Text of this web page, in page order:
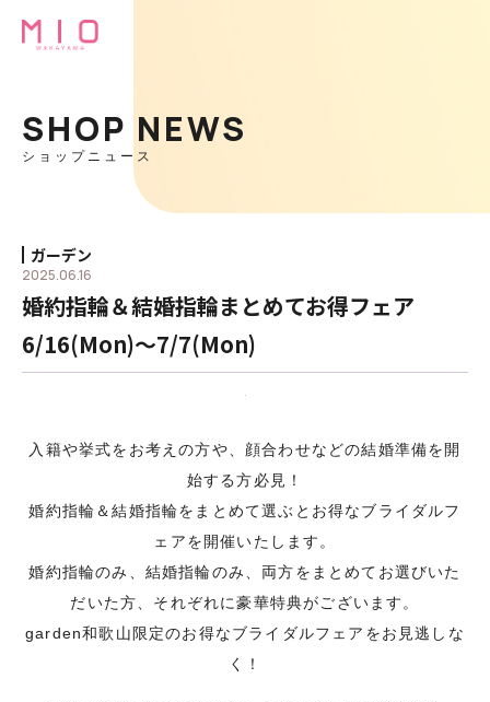
SHOP NEWS
ショップニュース
ガーデン
2025.06.16
婚約指輪＆結婚指輪まとめてお得フェア
6/16(Mon)〜7/7(Mon)
入籍や挙式をお考えの方や、顔合わせなどの結婚準備を開
始する方必見！
婚約指輪＆結婚指輪をまとめて選ぶとお得なブライダルフ
ェアを開催いたします。
婚約指輪のみ、結婚指輪のみ、両方をまとめてお選びいた
だいた方、それぞれに豪華特典がございます。
garden和歌山限定のお得なブライダルフェアをお見逃しな
く！